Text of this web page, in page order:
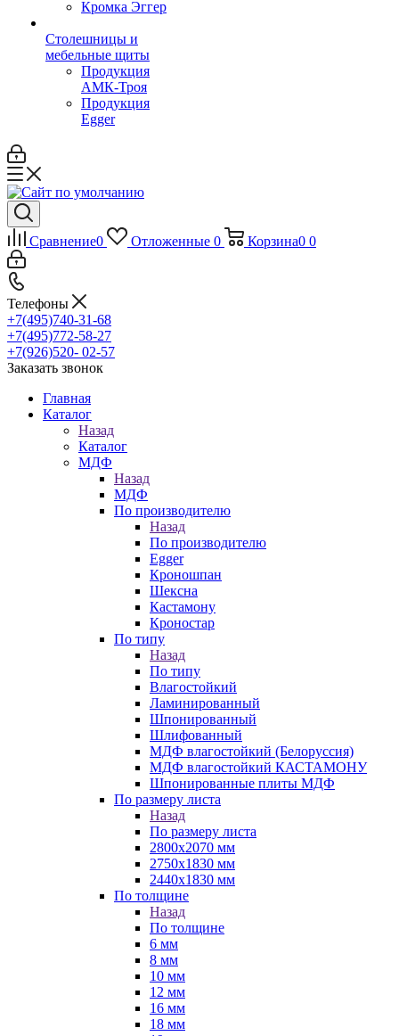
Кромка Эггер
Столешницы и
мебельные щиты
Продукция
АМК-Троя
Продукция
Egger
Сравнение0 Отложенные 0 Корзина0 0
Телефоны
+7(495)740-31-68
+7(495)772-58-27
+7(926)520- 02-57
Заказать звонок
Главная
Каталог
Назад
Каталог
МДФ
Назад
МДФ
По производителю
Назад
По производителю
Egger
Кроношпан
Шексна
Кастамону
Кроностар
По типу
Назад
По типу
Влагостойкий
Ламинированный
Шпонированный
Шлифованный
МДФ влагостойкий (Белоруссия)
МДФ влагостойкий КАСТАМОНУ
Шпонированные плиты МДФ
По размеру листа
Назад
По размеру листа
2800х2070 мм
2750х1830 мм
2440х1830 мм
По толщине
Назад
По толщине
6 мм
8 мм
10 мм
12 мм
16 мм
18 мм